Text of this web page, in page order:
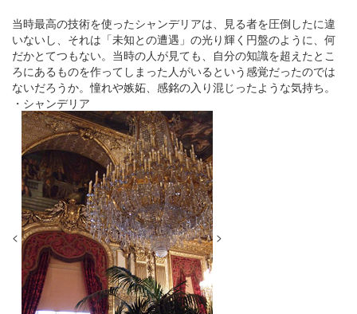
当時最高の技術を使ったシャンデリアは、見る者を圧倒したに違
いないし、それは「未知との遭遇」の光り輝く円盤のように、何
だかとてつもない。当時の人が見ても、自分の知識を超えたとこ
ろにあるものを作ってしまった人がいるという感覚だったのでは
ないだろうか。憧れや嫉妬、感銘の入り混じったような気持ち。
・シャンデリア
< >